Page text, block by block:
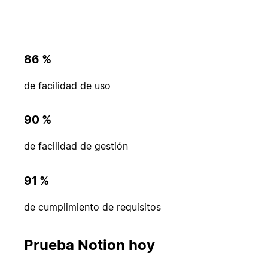
86 %
de facilidad de uso
90 %
de facilidad de gestión
91 %
de cumplimiento de requisitos
Prueba Notion hoy